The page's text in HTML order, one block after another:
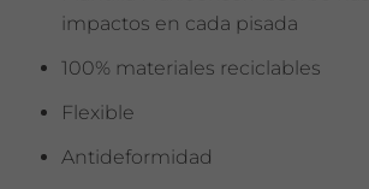
impactos en cada pisada
100% materiales reciclables
Flexible
Antideformidad